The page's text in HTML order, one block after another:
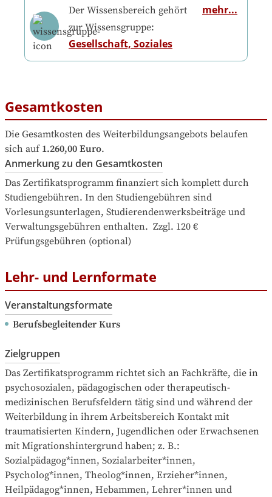
Der Wissensbereich gehört
zur Wissensgruppe:
Gesellschaft, Soziales
mehr...
Gesamtkosten
Die Gesamtkosten des Weiterbildungsangebots belaufen
sich auf 1.260,00 Euro.
Anmerkung zu den Gesamtkosten
Das Zertifikatsprogramm finanziert sich komplett durch
Studiengebühren. In den Studiengebühren sind
Vorlesungsunterlagen, Studierendenwerksbeiträge und
Verwaltungsgebühren enthalten.  Zzgl. 120 €
Prüfungsgebühren (optional)
Lehr- und Lernformate
Veranstaltungsformate
Berufsbegleitender Kurs
Zielgruppen
Das Zertifikatsprogramm richtet sich an Fachkräfte, die in
psychosozialen, pädagogischen oder therapeutisch-
medizinischen Berufsfeldern tätig sind und während der
Weiterbildung in ihrem Arbeitsbereich Kontakt mit
traumatisierten Kindern, Jugendlichen oder Erwachsenen
mit Migrationshintergrund haben; z. B.:
Sozialpädagog*innen, Sozialarbeiter*innen,
Psycholog*innen, Theolog*innen, Erzieher*innen,
Heilpädagog*innen, Hebammen, Lehrer*innen und